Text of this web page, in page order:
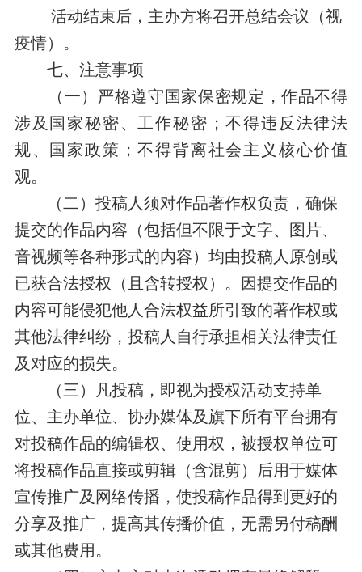
活动结束后，主办方将召开总结会议（视
疫情）。
七、注意事项
（一）严格遵守国家保密规定，作品不得
涉及国家秘密、工作秘密；不得违反法律法
规、国家政策；不得背离社会主义核心价值
观。
（二） 投稿人须对作品著作权负责，确保
提交的作品内容（包括但不限于文字、图片、
音视频等各种形式的内容）均由投稿人原创或
已获合法授权（且含转授权）。因提交作品的
内容可能侵犯他人合法权益所引致的著作权或
其他法律纠纷，投稿人自行承担相关法律责任
及对应的损失。
（三）凡投稿 ，即视为授权活动支持单
位、主办单位、协办媒体及旗下所有平台拥有
对投稿作品的编辑权、使用权，被授权单位可
将投稿作品直接或剪辑（含混剪）后用于媒体
宣传推广及网络传播， 使投稿作品得到更好的
分享及推广，提高其传播价值，无需另付稿酬
或其他费用。